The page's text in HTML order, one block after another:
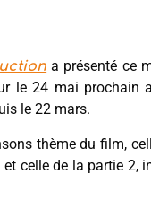
a présenté ce
le 24 mai prochain
le 22 mars.
thème du film,
celle de la partie 2,